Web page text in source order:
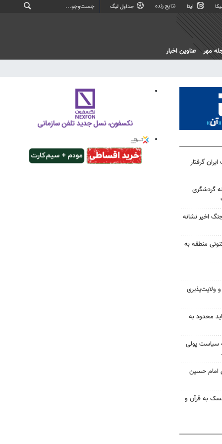
ایتا نتایج زنده جداول لیگ
مهر عناوین اخبار
گرفتار
گردشگری
اخیر نشانه
منطقه به
ولایت‌پذیری
محدود به
سیاست پولی
امام حسین
به قرآن و